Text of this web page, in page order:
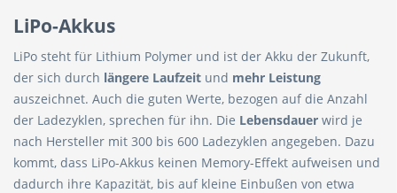
LiPo-Akkus
LiPo steht für Lithium Polymer und ist der Akku der Zukunft,
der sich durch längere Laufzeit und mehr Leistung
auszeichnet. Auch die guten Werte, bezogen auf die Anzahl
der Ladezyklen, sprechen für ihn. Die Lebensdauer wird je
nach Hersteller mit 300 bis 600 Ladezyklen angegeben. Dazu
kommt, dass LiPo-Akkus keinen Memory-Effekt aufweisen und
dadurch ihre Kapazität, bis auf kleine Einbußen von etwa